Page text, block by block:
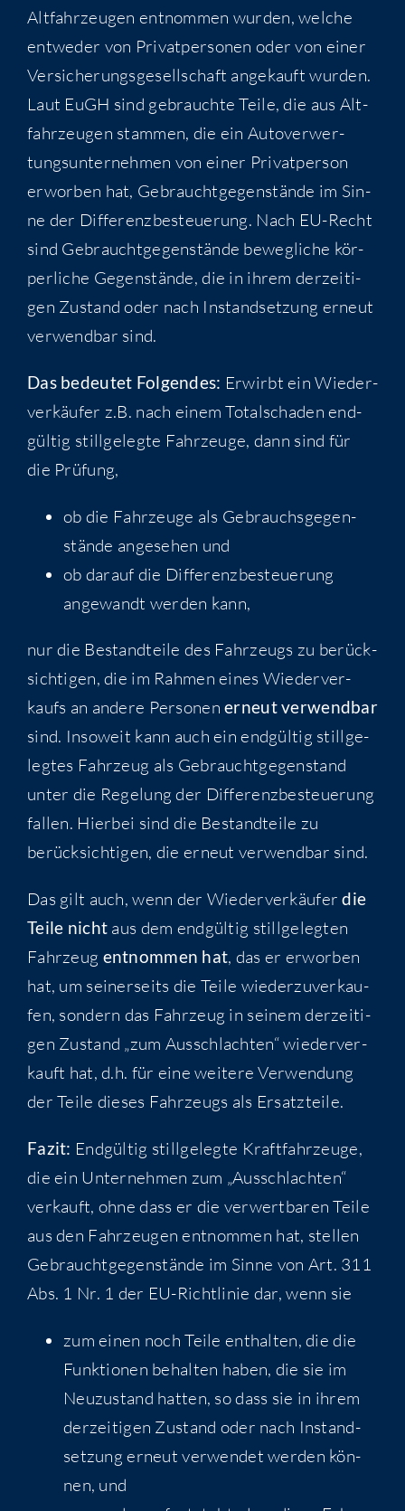
Alt­fahr­zeu­gen ent­nom­men wur­den, wel­che
ent­we­der von Pri­vat­per­so­nen oder von einer
Ver­si­che­rungs­ge­sell­schaft ange­kauft wur­den.
Laut EuGH sind gebrauch­te Tei­le, die aus Alt­
fahr­zeu­gen stam­men, die ein Auto­ver­wer­
tungs­un­ter­neh­men von einer Pri­vat­per­son
erwor­ben hat, Gebraucht­ge­gen­stän­de im Sin­
ne der Dif­fe­renz­be­steue­rung. Nach EU-Recht
sind Gebraucht­ge­gen­stän­de beweg­li­che kör­
per­li­che Gegen­stän­de, die in ihrem der­zei­ti­
gen Zustand oder nach Instand­set­zung erneut
ver­wend­bar sind.
Das bedeu­tet Fol­gen­des: Erwirbt ein Wie­der­
ver­käu­fer z.B. nach einem Total­scha­den end­
gül­tig still­ge­leg­te Fahr­zeu­ge, dann sind für
die Prüfung,
ob die Fahr­zeu­ge als Gebrauchs­ge­gen­
stän­de ange­se­hen und
ob dar­auf die Dif­fe­renz­be­steue­rung
ange­wandt wer­den kann,
nur die Bestand­tei­le des Fahr­zeugs zu berück­
sich­ti­gen, die im Rah­men eines Wie­der­ver­
kaufs an ande­re Per­so­nenerneut ver­wend­bar
sind. Inso­weit kann auch ein end­gül­tig still­ge­
leg­tes Fahr­zeug als Gebraucht­ge­gen­stand
unter die Rege­lung der Dif­fe­renz­be­steue­rung
fal­len. Hier­bei sind die Bestand­tei­le zu
berück­sich­ti­gen, die erneut ver­wend­bar sind.
Das gilt auch, wenn der Wie­der­ver­käu­ferdie
Tei­le nicht aus dem end­gül­tig still­ge­leg­ten
Fahr­zeug ent­nom­men hat, das er erwor­ben
hat, um sei­ner­seits die Tei­le wie­der­zu­ver­kau­
fen, son­dern das Fahr­zeug in sei­nem der­zei­ti­
gen Zustand „zum Aus­schlach­ten“ wie­der­ver­
kauft hat, d.h. für eine wei­te­re Ver­wen­dung
der Tei­le die­ses Fahr­zeugs als Ersatzteile.
Fazit: End­gül­tig still­ge­leg­te Kraft­fahr­zeu­ge,
die ein Unter­neh­men zum „Aus­schlach­ten“
ver­kauft, ohne dass er die ver­wert­ba­ren Tei­le
aus den Fahr­zeu­gen ent­nom­men hat, stel­len
Gebraucht­ge­gen­stän­de im Sin­ne von Art. 311
Abs. 1 Nr. 1 der EU-Richt­li­nie dar, wenn sie
zum einen noch Tei­le ent­hal­ten, die die
Funk­tio­nen behal­ten haben, die sie im
Neu­zu­stand hat­ten, so dass sie in ihrem
der­zei­ti­gen Zustand oder nach Instand­
set­zung erneut ver­wen­det wer­den kön­
nen, und